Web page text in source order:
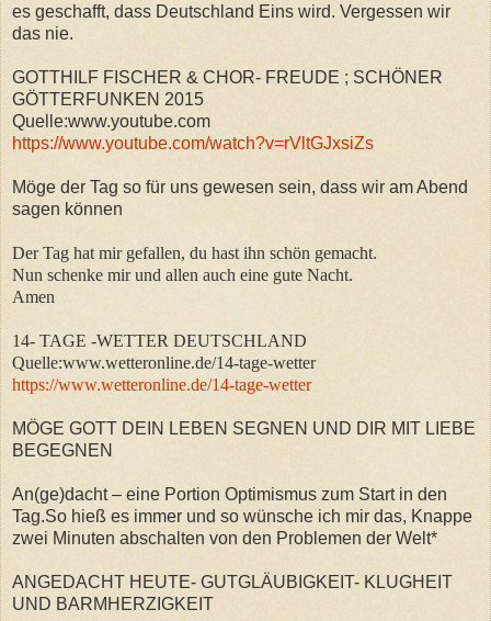
es geschafft, dass Deutschland Eins wird. Vergessen wir
das nie.
GOTTHILF FISCHER & CHOR- FREUDE ; SCHÖNER
GÖTTERFUNKEN 2015
Quelle:www.youtube.com
https://www.youtube.com/watch?v=rVltGJxsiZs
Möge der Tag so für uns gewesen sein, dass wir am Abend
sagen können
Der Tag hat mir gefallen, du hast ihn schön gemacht.
Nun schenke mir und allen auch eine gute Nacht.
Amen
14- TAGE -WETTER DEUTSCHLAND
Quelle:www.wetteronline.de/14-tage-wetter
https://www.wetteronline.de/14-tage-wetter
MÖGE GOTT DEIN LEBEN SEGNEN UND DIR MIT LIEBE
BEGEGNEN
An(ge)dacht – eine Portion Optimismus zum Start in den
Tag.So hieß es immer und so wünsche ich mir das, Knappe
zwei Minuten abschalten von den Problemen der Welt*
ANGEDACHT HEUTE- GUTGLÄUBIGKEIT- KLUGHEIT
UND BARMHERZIGKEIT